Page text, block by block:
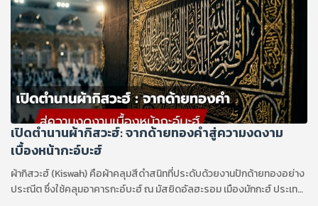
เปิดตำนานผ้ากิสวะฮ์: จากด้ายทองคำสู่ความงดงาม
เบื้องหน้ากะอ์บะฮ์
ผ้ากิสวะฮ์ (Kiswah) คือผ้าคลุมสีดำสนิทที่ประดับด้วยงานปักด้ายทองอย่าง
ประณีต ซึ่งใช้คลุมอาคารกะอ์บะฮ์ ณ มัสยิดอัลฮะรอม เมืองมักกะฮ์ ประเทศ